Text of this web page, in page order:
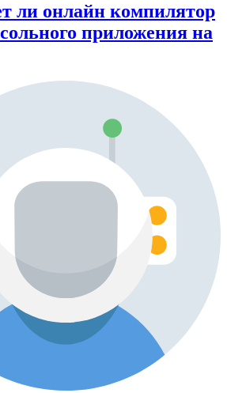
ли онлайн компилятор
приложения на